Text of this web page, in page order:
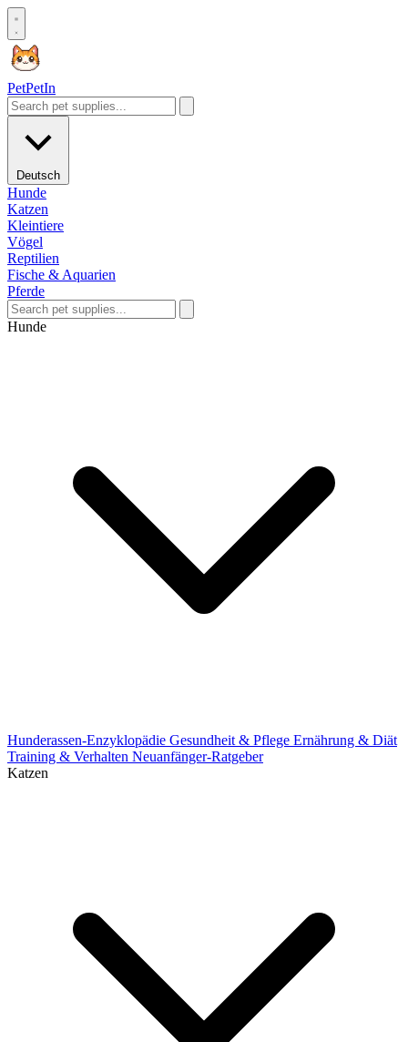
PetPetIn
Deutsch
Hunde
Katzen
Kleintiere
Vögel
Reptilien
Fische & Aquarien
Pferde
Hunde
Hunderassen-Enzyklopädie Gesundheit & Pflege Ernährung & Diät
Training & Verhalten Neuanfänger-Ratgeber
Katzen